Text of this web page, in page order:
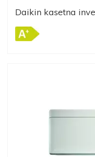
Daikin kasetna